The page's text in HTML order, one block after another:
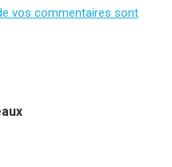
vos commentaires sont